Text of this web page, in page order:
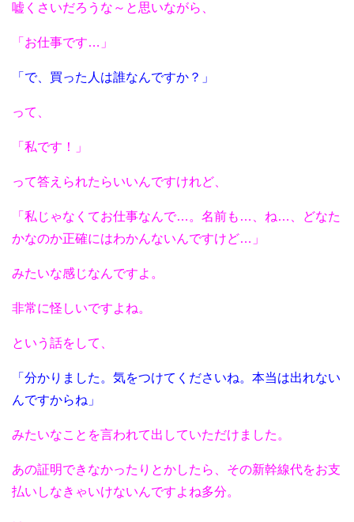
嘘くさいだろうな～と思いながら、
「お仕事です…」
「で、買った人は誰なんですか？」
って、
「私です！」
って答えられたらいいんですけれど、
「私じゃなくてお仕事なんで…。名前も…、ね…、どなた
かなのか正確にはわかんないんですけど…」
みたいな感じなんですよ。
非常に怪しいですよね。
という話をして、
「分かりました。気をつけてくださいね。本当は出れない
んですからね」
みたいなことを言われて出していただけました。
あの証明できなかったりとかしたら、その新幹線代をお支
払いしなきゃいけないんですよね多分。